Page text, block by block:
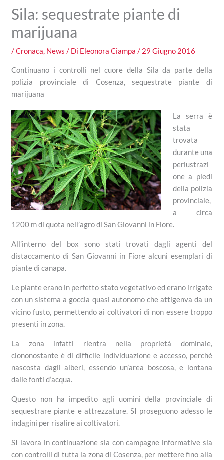
Sila: sequestrate piante di
marijuana
/Cronaca, News / Di Eleonora Ciampa/ 29 Giugno 2016
Continuano i controlli nel cuore della Sila da parte della
polizia provinciale di Cosenza, sequestrate piante di
marijuana
La serra è
stata
trovata
durante una
perlustrazi
one a piedi
della polizia
provinciale,
a circa
1200 m di quota nell’agro di San Giovanni in Fiore.
All’interno del box sono stati trovati dagli agenti del
distaccamento di San Giovanni in Fiore alcuni esemplari di
piante di canapa.
Le piante erano in perfetto stato vegetativo ed erano irrigate
con un sistema a goccia quasi autonomo che attigenva da un
vicino fusto, permettendo ai coltivatori di non essere troppo
presenti in zona.
La zona infatti rientra nella proprietà dominale,
ciononostante è di difficile individuazione e accesso, perché
nascosta dagli alberi, essendo un’area boscosa, e lontana
dalle fonti d’acqua.
Questo non ha impedito agli uomini della provinciale di
sequestrare piante e attrezzature. SI proseguono adesso le
indagini per risalire ai coltivatori.
SI lavora in continuazione sia con campagne informative sia
con controlli di tutta la zona di Cosenza, per mettere fino alla